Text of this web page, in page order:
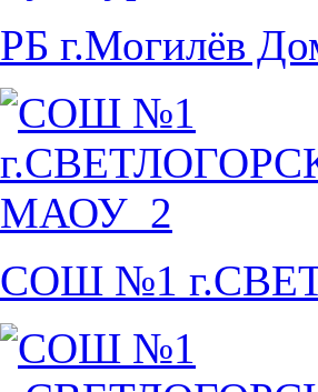
РБ г.Могилёв
СОШ №1